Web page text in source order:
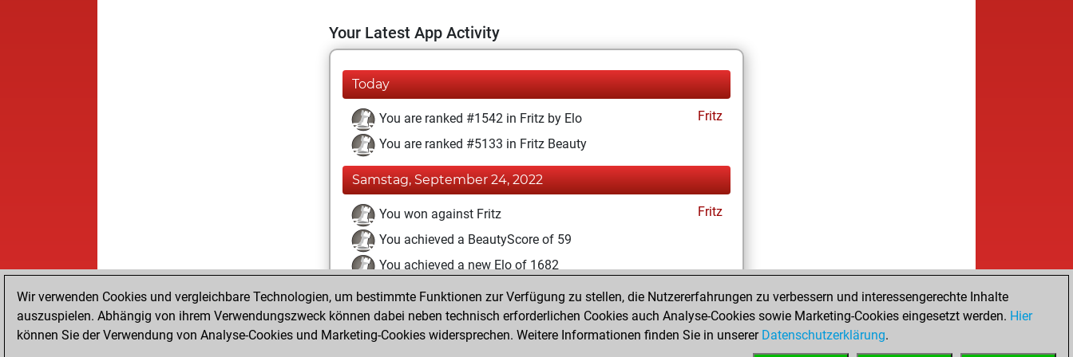
Your Latest App Activity
Today
You are ranked #1542 in Fritz by Elo
Fritz
You are ranked #5133 in Fritz Beauty
Samstag, September 24, 2022
You won against Fritz
Fritz
You achieved a BeautyScore of 59
You achieved a new Elo of 1682
Sonntag, September 18, 2022
You created your Fritz account Fritz
Wir verwenden Cookies und vergleichbare Technologien, um bestimmte Funktionen zur Verfügung zu stellen, die Nutzererfahrungen zu verbessern und interessengerechte Inhalte
auszuspielen. Abhängig von ihrem Verwendungszweck können dabei neben technisch erforderlichen Cookies auch Analyse-Cookies sowie Marketing-Cookies eingesetzt werden. Hier
können Sie der Verwendung von Analyse-Cookies und Marketing-Cookies widersprechen. Weitere Informationen finden Sie in unserer Datenschutzerklärung.